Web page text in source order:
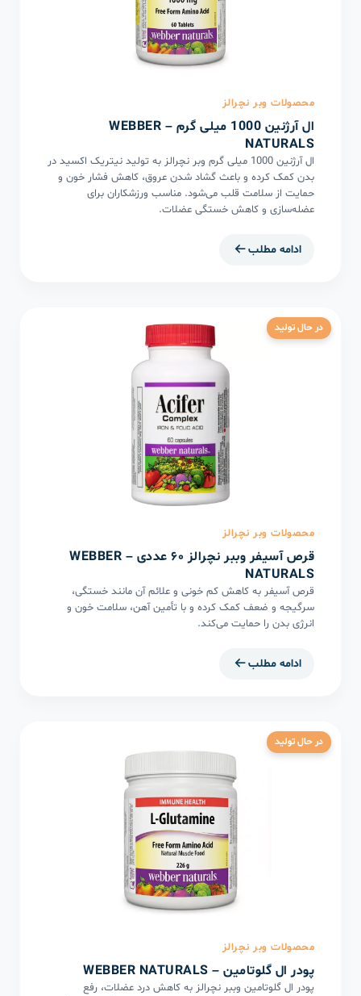
محصولات وبر نچرالز
ال آرژنین 1000 میلی گرم – WEBBER
NATURALS
ال آرژنین 1000 میلی گرم وبر نچرالز به تولید نیتریک اکسید در
بدن کمک کرده و باعث گشاد شدن عروق، کاهش فشار خون و
حمایت از سلامت قلب می‌شود. مناسب ورزشکاران برای
عضله‌سازی و کاهش خستگی عضلات.
ادامه مطلب
در حال تولید
محصولات وبر نچرالز
قرص آسیفر وببر نچرالز ۶۰ عددی – WEBBER
NATURALS
قرص آسیفر به کاهش کم خونی و علائم آن مانند خستگی،
سرگیجه و ضعف کمک کرده و با تأمین آهن، سلامت خون و
انرژی بدن را حمایت می‌کند.
ادامه مطلب
در حال تولید
محصولات وبر نچرالز
پودر ال گلوتامین – WEBBER NATURALS
پودر ال گلوتامین وببر نچرالز به کاهش درد عضلات، رفع